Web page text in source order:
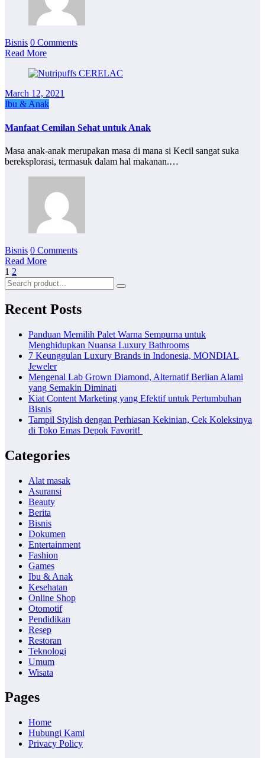
Bisnis 0 Comments
Read More
March 12, 2021
Ibu & Anak
Manfaat Cemilan Sehat untuk Anak
Masa anak-anak merupakan masa di mana si Kecil sangat suka
bereksplorasi, termasuk dalam hal makanan.…
Bisnis 0 Comments
Read More
Posts
pagination
1 2
Recent Posts
Panduan Memilih Palet Warna Sempurna untuk
Menghidupkan Nuansa Luxury Bathrooms
7 Keunggulan Luxury Brands in Indonesia, MONDIAL
Jeweler
Mengenal Lab Grown Diamond, Alternatif Berlian Alami
yang Semakin Diminati
Kiat Content Marketing yang Efektif untuk Pertumbuhan
Bisnis
Tampil Stylish dengan Perhiasan Kekinian, Cek Koleksinya
di Toko Emas Depok Favorit!
Categories
Alat masak
Asuransi
Beauty
Berita
Bisnis
Dokumen
Entertainment
Fashion
Games
Ibu & Anak
Kesehatan
Online Shop
Otomotif
Pendidikan
Resep
Restoran
Teknologi
Umum
Wisata
Pages
Home
Hubungi Kami
Privacy Policy